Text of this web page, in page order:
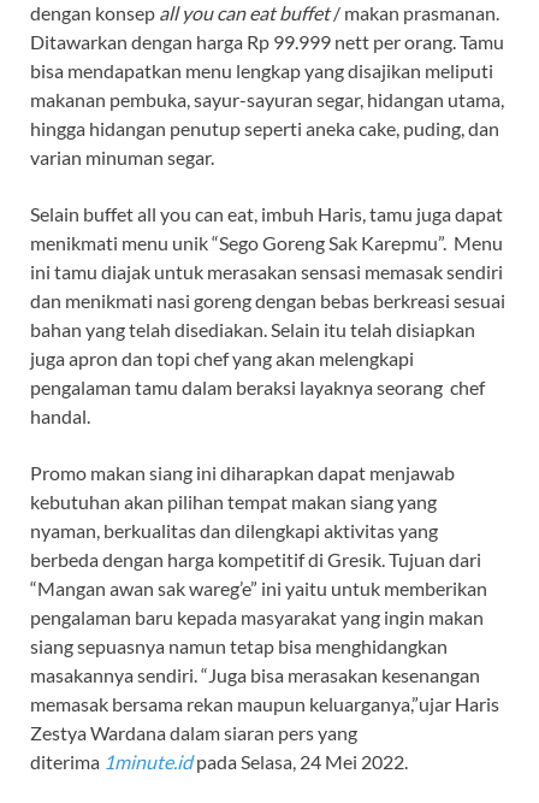
dengan konsep all you can eatbuffet/ makan prasmanan.
Ditawarkan dengan harga Rp 99.999 nett per orang. Tamu
bisa mendapatkan menu lengkap yang disajikan meliputi
makanan pembuka, sayur-sayuran segar, hidangan utama,
hingga hidangan penutup seperti aneka cake, puding, dan
varian minuman segar.
Selain buffet all you can eat, imbuh Haris, tamu juga dapat
menikmati menu unik “Sego Goreng Sak Karepmu”. Menu
ini tamu diajak untuk merasakan sensasi memasak sendiri
dan menikmati nasi goreng dengan bebas berkreasi sesuai
bahan yang telah disediakan. Selain itu telah disiapkan
juga apron dan topi chef yang akan melengkapi
pengalaman tamu dalam beraksi layaknya seorang chef
handal.
Promo makan siang ini diharapkan dapat menjawab
kebutuhan akan pilihan tempat makan siang yang
nyaman, berkualitas dan dilengkapi aktivitas yang
berbeda dengan harga kompetitif di Gresik. Tujuan dari
“Mangan awan sak wareg’e” ini yaitu untuk memberikan
pengalaman baru kepada masyarakat yang ingin makan
siang sepuasnya namun tetap bisa menghidangkan
masakannya sendiri. “Juga bisa merasakan kesenangan
memasak bersama rekan maupun keluarganya,”ujar Haris
Zestya Wardana dalam siaran pers yang
diterima 1minute.idpada Selasa, 24 Mei 2022.